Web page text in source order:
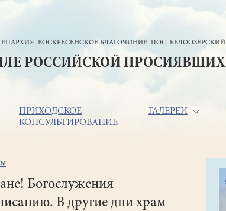
ВОСКРЕСЕНСКОЕ БЛАГОЧИНИЕ. ПОС. БЕЛООЗЁРСКИЙ
РОССИЙСКОЙ ПРОСИЯВШИХ
ПРИХОДСКОЕ
КОНСУЛЬТИРОВАНИЕ
ГАЛЕРЕИ
Богослужения
В другие дни храм